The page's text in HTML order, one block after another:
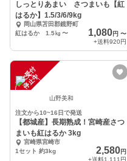
しっとりあまい さつまいも【紅
はるか】1.5/3/6/9kg
岡山県苫田郡鏡野町
紅はるか 1.5㎏ 〜 1,080円 〜
+送料920円
注
文
受
付
停
止
中
山野美和
注文から10~16日で発送
【都城産】長期熟成！宮崎産さつ
まいも紅はるか 3kg
宮崎県宮崎市
1セット 約3kg
2,580円
+送料1,111円